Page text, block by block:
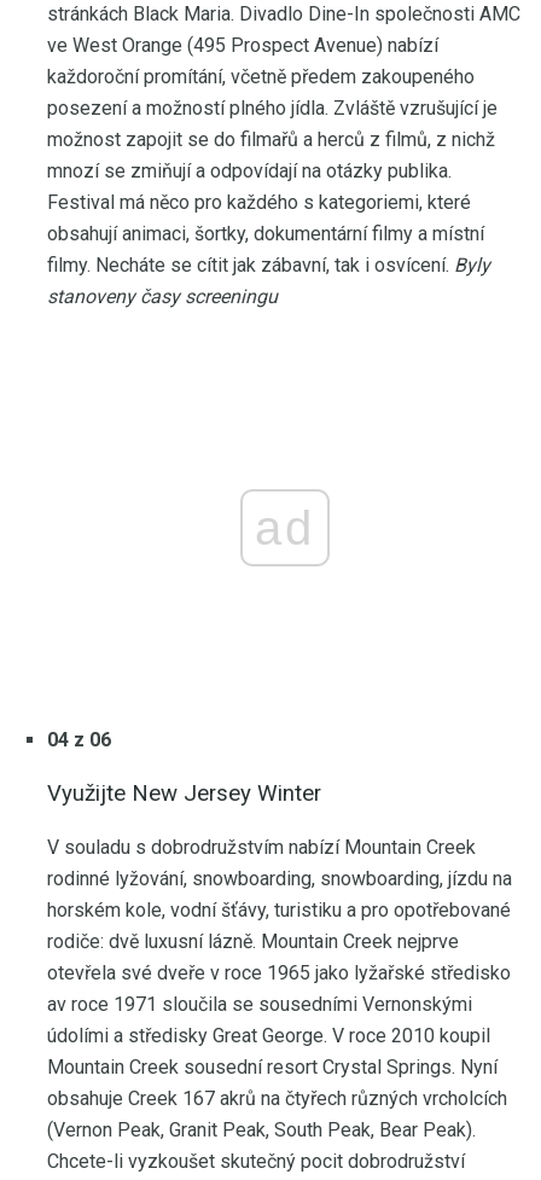
stránkách Black Maria. Divadlo Dine-In společnosti AMC
ve West Orange (495 Prospect Avenue) nabízí
každoroční promítání, včetně předem zakoupeného
posezení a možností plného jídla. Zvláště vzrušující je
možnost zapojit se do filmařů a herců z filmů, z nichž
mnozí se zmiňují a odpovídají na otázky publika.
Festival má něco pro každého s kategoriemi, které
obsahují animaci, šortky, dokumentární filmy a místní
filmy. Necháte se cítit jak zábavní, tak i osvícení. Byly
stanoveny časy screeningu
ad
04 z 06
Využijte New Jersey Winter
V souladu s dobrodružstvím nabízí Mountain Creek
rodinné lyžování, snowboarding, snowboarding, jízdu na
horském kole, vodní šťávy, turistiku a pro opotřebované
rodiče: dvě luxusní lázně. Mountain Creek nejprve
otevřela své dveře v roce 1965 jako lyžařské středisko
av roce 1971 sloučila se sousedními Vernonskými
údolími a středisky Great George. V roce 2010 koupil
Mountain Creek sousední resort Crystal Springs. Nyní
obsahuje Creek 167 akrů na čtyřech různých vrcholcích
(Vernon Peak, Granit Peak, South Peak, Bear Peak).
Chcete-li vyzkoušet skutečný pocit dobrodružství